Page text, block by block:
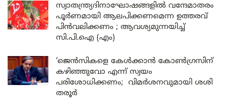
സ്വാതന്ത്ര്യദിനാഘോഷങ്ങളിൽ വന്ദേമാതരം
പൂർണമായി ആലപിക്കണമെന്ന ഉത്തരവ്
പിൻവലിക്കണം ; ആവശ്യമുന്നയിച്ച്
സി.പി.ഐ (എം)
‘ജെൻസികളെ കേൾക്കാൻ കോൺഗ്രസിന്
കഴിഞ്ഞുവോ എന്ന് സ്വയം
പരിശോധിക്കണം; വിമർശനവുമായി ശശി
തരൂർ